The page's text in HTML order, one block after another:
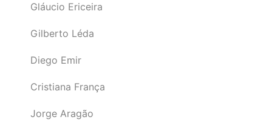
Gláucio Ericeira
Gilberto Léda
Diego Emir
Cristiana França
Jorge Aragão